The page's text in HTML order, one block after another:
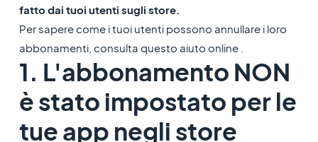
fatto dai tuoi utenti sugli store.
Per sapere come i tuoi utenti possono annullare i loro
abbonamenti, consulta questo aiuto online .
1. L'abbonamento NON
è stato impostato per le
tue app negli store